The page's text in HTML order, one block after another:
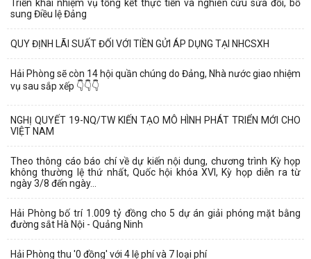
Triển khai nhiệm vụ tổng kết thực tiễn và nghiên cứu sửa đổi, bổ
sung Điều lệ Đảng
QUY ĐỊNH LÃI SUẤT ĐỐI VỚI TIỀN GỬI ÁP DỤNG TẠI NHCSXH
Hải Phòng sẽ còn 14 hội quần chúng do Đảng, Nhà nước giao nhiệm
vụ sau sắp xếp 👇👇👇
NGHỊ QUYẾT 19-NQ/TW KIẾN TẠO MÔ HÌNH PHÁT TRIỂN MỚI CHO
VIỆT NAM
Theo thông cáo báo chí về dự kiến nội dung, chương trình Kỳ họp
không thường lệ thứ nhất, Quốc hội khóa XVI, Kỳ họp diễn ra từ
ngày 3/8 đến ngày...
Hải Phòng bố trí 1.009 tỷ đồng cho 5 dự án giải phóng mặt bằng
đường sắt Hà Nội - Quảng Ninh
Hải Phòng thu '0 đồng' với 4 lệ phí và 7 loại phí